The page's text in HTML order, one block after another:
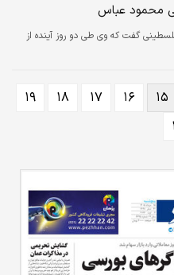
محمود عباس
گفت که وی طی دو روز آینده از
۱۵ ۱۶ ۱۷ ۱۸
۱۹